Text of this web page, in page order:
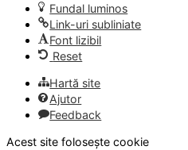
Fundal luminos
Link-uri subliniate
Font lizibil
Reset
Hartă site
Ajutor
Feedback
Acest site folosește cookie